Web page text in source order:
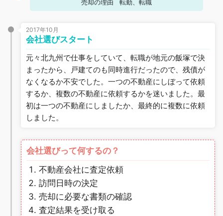
売却の理由
転勤、転職
2017年10月
会社選びスタート
元々北九州で仕事をしていて、転職が地元の飯塚で決
まったから、戸建てのも同時進行だったので、残債が
なくなるか不安でした。一つの不動産にしぼって依頼
するか、複数の不動産に依頼するかを迷いました。最
初は一つの不動産にしましたか、最終的に複数に依頼
しました。
会社選びって何するの？
不動産会社に査定依頼
訪問日時の決定
売却に必要な書類の確認
査定結果を受け取る